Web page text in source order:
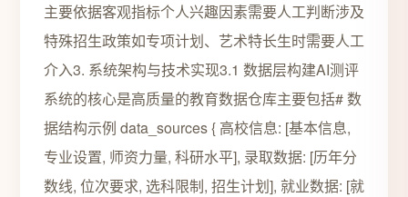
主要依据客观指标个人兴趣因素需要人工判断涉及
特殊招生政策如专项计划、艺术特长生时需要人工
介入3. 系统架构与技术实现3.1 数据层构建AI测评
系统的核心是高质量的教育数据仓库主要包括# 数
据结构示例 data_sources { 高校信息: [基本信息,
专业设置, 师资力量, 科研水平], 录取数据: [历年分
数线, 位次要求, 选科限制, 招生计划], 就业数据: [就